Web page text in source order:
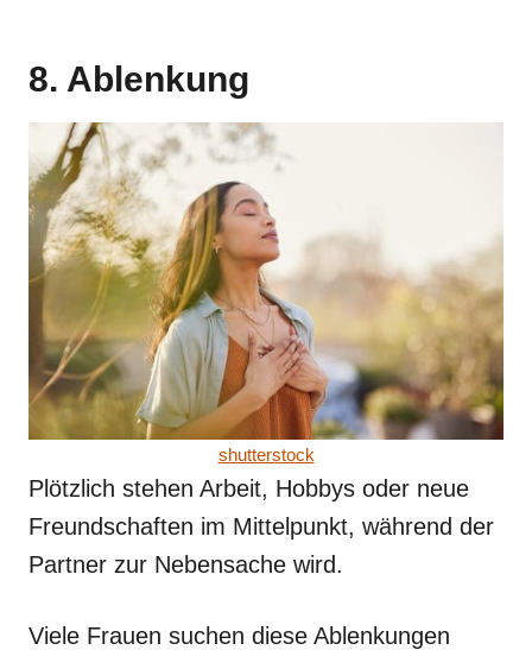
8. Ablenkung
shutterstock
Plötzlich stehen Arbeit, Hobbys oder neue
Freundschaften im Mittelpunkt, während der
Partner zur Nebensache wird.
Viele Frauen suchen diese Ablenkungen